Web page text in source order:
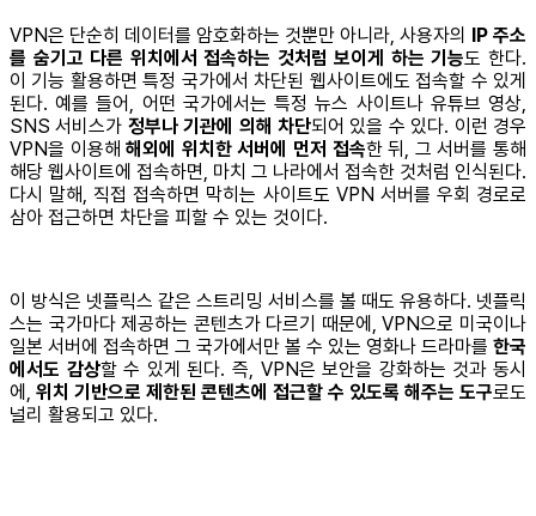
VPN은 단순히 데이터를 암호화하는 것뿐만 아니라, 사용자의 IP 주소
를 숨기고 다른 위치에서 접속하는 것처럼 보이게 하는 기능도 한다.
이 기능 활용하면 특정 국가에서 차단된 웹사이트에도 접속할 수 있게
된다. 예를 들어, 어떤 국가에서는 특정 뉴스 사이트나 유튜브 영상,
SNS 서비스가 정부나 기관에 의해 차단되어 있을 수 있다. 이런 경우
VPN을 이용해해외에 위치한 서버에 먼저 접속한 뒤, 그 서버를 통해
해당 웹사이트에 접속하면, 마치 그 나라에서 접속한 것처럼 인식된다.
다시 말해, 직접 접속하면 막히는 사이트도 VPN 서버를 우회 경로로
삼아 접근하면 차단을 피할 수 있는 것이다.
이 방식은 넷플릭스 같은 스트리밍 서비스를 볼 때도 유용하다. 넷플릭
스는 국가마다 제공하는 콘텐츠가 다르기 때문에, VPN으로 미국이나
일본 서버에 접속하면 그 국가에서만 볼 수 있는 영화나 드라마를 한국
에서도 감상할 수 있게 된다. 즉, VPN은 보안을 강화하는 것과 동시
에, 위치 기반으로 제한된 콘텐츠에 접근할 수 있도록 해주는 도구로도
널리 활용되고 있다.